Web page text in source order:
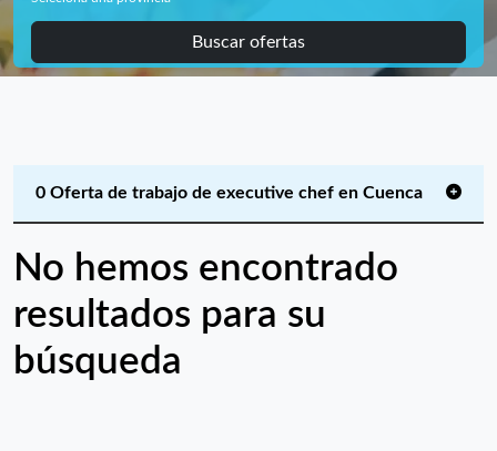
Buscar ofertas
0 Oferta de trabajo de executive chef en Cuenca
No hemos encontrado
resultados para su
búsqueda